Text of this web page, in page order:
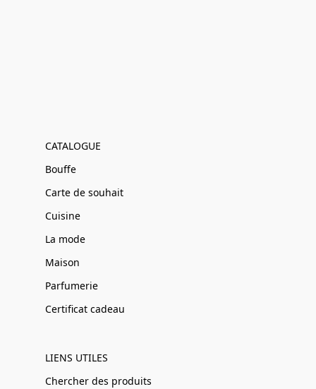
CATALOGUE
Bouffe
Carte de souhait
Cuisine
La mode
Maison
Parfumerie
Certificat cadeau
LIENS UTILES
Chercher des produits